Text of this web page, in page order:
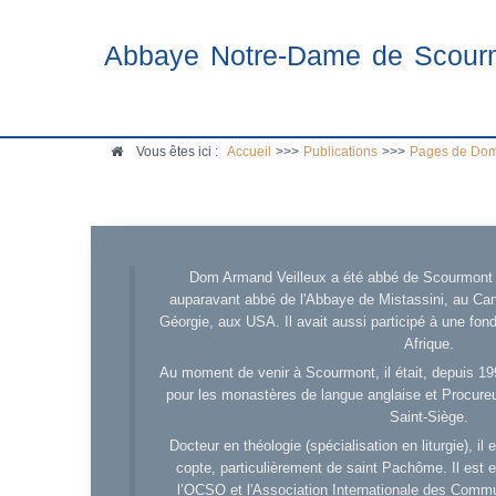
Abbaye Notre-Dame de
Vous êtes ici : Accueil >>> Publications >>> Pages de
Dom Armand Veilleux a été abbé de
auparavant abbé de l'Abbaye de Mistassini, au
Géorgie, aux USA. Il avait aussi participé à une
Afrique.
Au moment de venir à Scourmont, il était, depuis
pour les monastères de langue anglaise et
Saint-Siège.
Docteur en théologie (spécialisation en liturgie), il
copte, particulièrement de saint Pachôme. Il est
l’OCSO et l'Association Internationale des